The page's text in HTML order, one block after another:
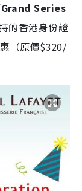
Grand Series
的香港身份證
（原價$320/